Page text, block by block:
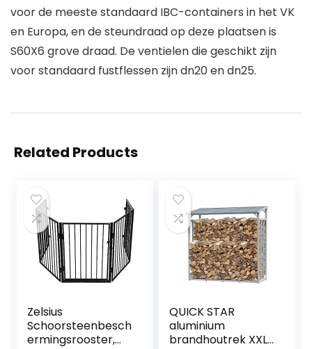
voor de meeste standaard IBC-containers in het VK
en Europa, en de steundraad op deze plaatsen is
S60X6 grove draad. De ventielen die geschikt zijn
voor standaard fustflessen zijn dn20 en dn25.
Related Products
Zelsius
Schoorsteenbesch
ermingsrooster,
QUICK STAR
aluminium
brandhoutrek XXL